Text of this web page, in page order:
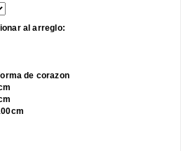
al arreglo:
de corazon